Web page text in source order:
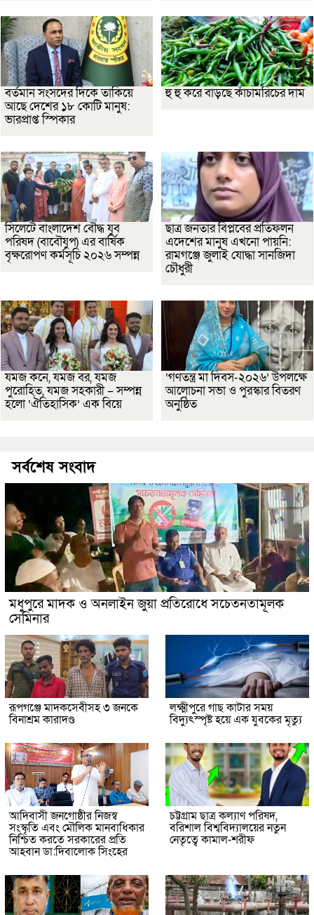
বর্তমান সংসদের দিকে তাকিয়ে
আছে দেশের ১৮ কোটি মানুষ:
ভারপ্রাপ্ত স্পিকার
হু হু করে বাড়ছে কাঁচামরিচের দাম
সিলেটে বাংলাদেশ বৌদ্ধ যুব
পরিষদ (বাবৌযুপ) এর বার্ষিক
বৃক্ষরোপণ কর্মসূচি ২০২৬ সম্পন্ন
ছাত্র জনতার বিপ্লবের প্রতিফলন
এদেশের মানুষ এখনো পায়নি:
রামগঞ্জে জুলাই যোদ্ধা সানজিদা
চৌধুরী
যমজ কনে, যমজ বর, যমজ
পুরোহিত, যমজ সহকারী – সম্পন্ন
হলো ‘ঐতিহাসিক’ এক বিয়ে
‘গণতন্ত্র মা দিবস-২০২৬’ উপলক্ষে
আলোচনা সভা ও পুরস্কার বিতরণ
অনুষ্ঠিত
সর্বশেষ সংবাদ
মধুপুরে মাদক ও অনলাইন জুয়া প্রতিরোধে সচেতনতামূলক
সেমিনার
রূপগঞ্জে মাদকসেবীসহ ৩ জনকে
বিনাশ্রম কারাদণ্ড
লক্ষ্মীপুরে গাছ কাটার সময়
বিদ্যুৎস্পৃষ্ট হয়ে এক যুবকের মৃত্যু
আদিবাসী জনগোষ্ঠীর নিজস্ব
সংস্কৃতি এবং মৌলিক মানবাধিকার
নিশ্চিত করতে সরকারের প্রতি
আহবান ডা:দিবালোক সিংহের
চট্টগ্রাম ছাত্র কল্যাণ পরিষদ,
বরিশাল বিশ্ববিদ্যালয়ের নতুন
নেতৃত্বে কামাল-শরীফ